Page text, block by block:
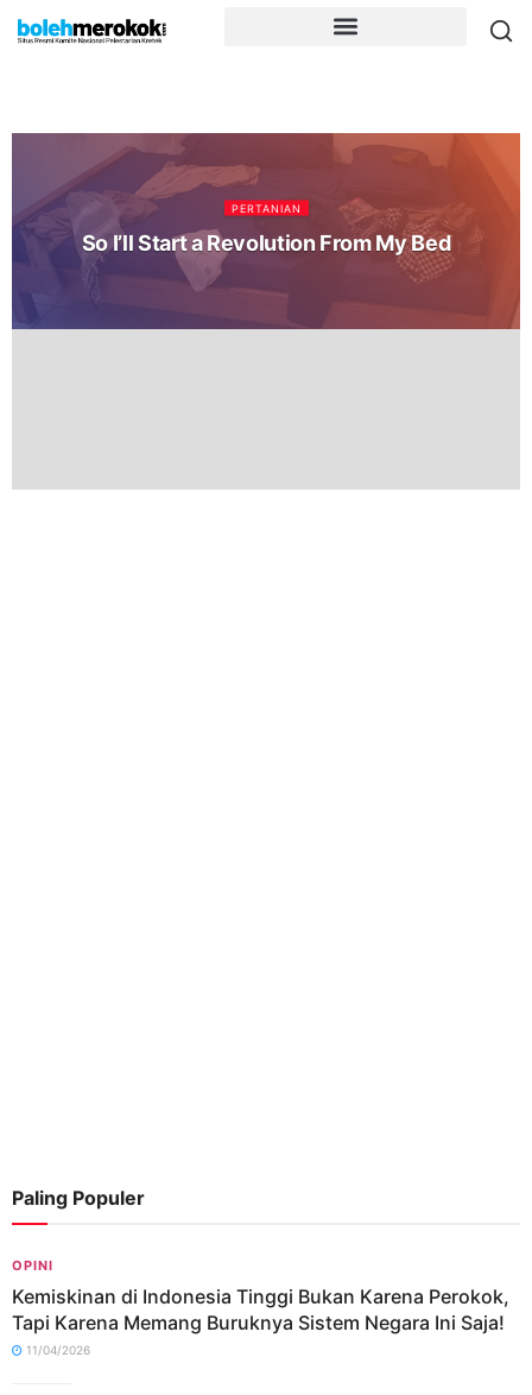
PERTANIAN
So I’ll Start a Revolution From My Bed
Paling Populer
OPINI
Kemiskinan di Indonesia Tinggi Bukan Karena Perokok,
Tapi Karena Memang Buruknya Sistem Negara Ini Saja!
11/04/2026